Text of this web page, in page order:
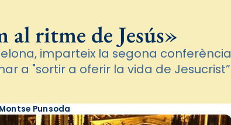
al ritme de Jesús»
imparteix la segona conferència
a "sortir a oferir la vida de Jesucrist”
Montse Punsoda